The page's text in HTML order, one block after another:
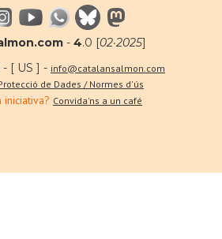
- 4.0 [02·2025]
- [ US ] - info@catalansalmon.com
de Dades / Normes d'ús
iniciativa? Convida'ns a un café